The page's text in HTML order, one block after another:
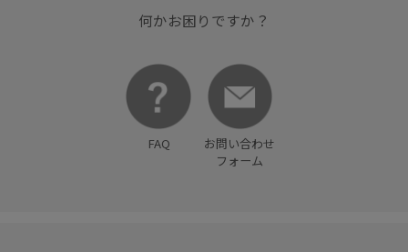
滑らかな手触り 美シルエット
速乾性 高級感
何かお困りですか？
FAQ
お問い合わせ
フォーム